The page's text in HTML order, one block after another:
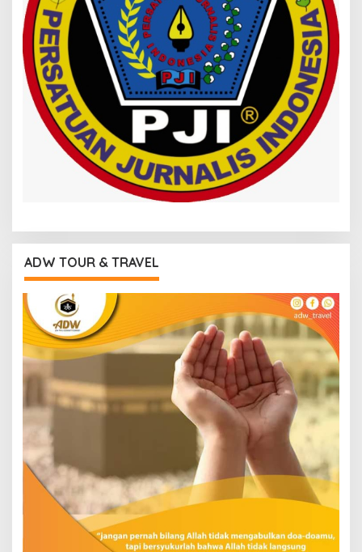
ADW TOUR & TRAVEL